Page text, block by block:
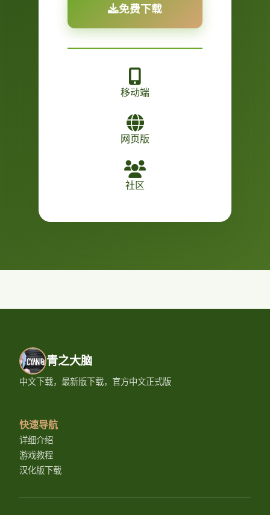
免费下载
移动端
网页版
社区
青之大脑
中文下载，最新版下载，官方中文正式版
快速导航
详细介绍
游戏教程
汉化版下载